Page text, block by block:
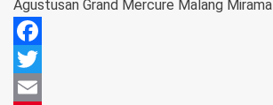
Agustusan Grand Mercure Malang Mirama
Facebook
Twitter